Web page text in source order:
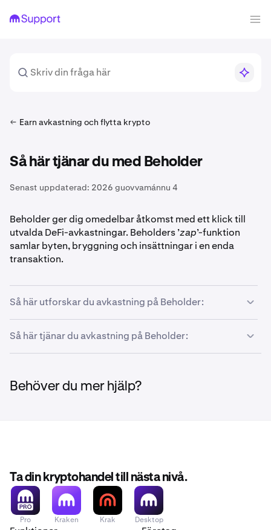
Earn avkastning och flytta krypto
Så här tjänar du med Beholder
Senast uppdaterad: 2026 guovvamánnu 4
Beholder ger dig omedelbar åtkomst med ett klick till
utvalda DeFi-avkastningar. Beholders ’zap’-funktion
samlar byten, bryggning och insättningar i en enda
transaktion.
Så här utforskar du avkastning på Beholder:
1 Gå tillTjäna-sidanpå Beholder.
filtrera efter specifika tokens, nätverk, protokoll,
Så här tjänar du avkastning på Beholder:
kontrollpanelen. Klicka först på
Behöver du mer hjälp?
Ta din kryptohandel till nästa nivå.
Pro Kraken Krak Desktop